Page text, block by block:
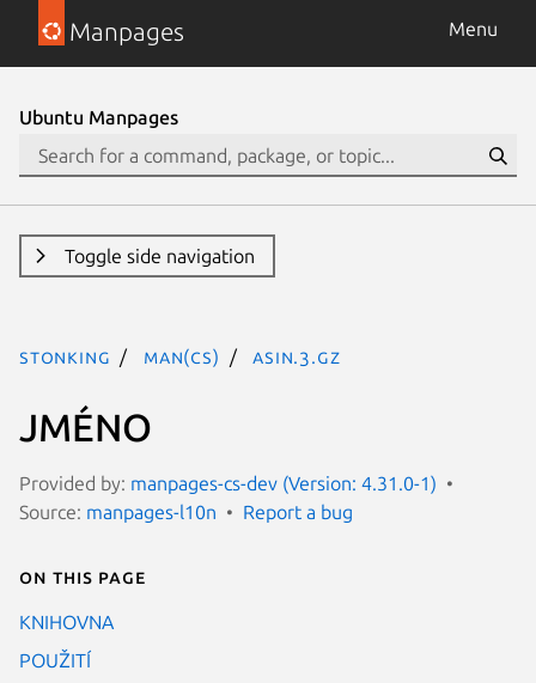
Manpages Menu
Ubuntu Manpages
Toggle side navigation
stonking man(cs) asin.3.gz
JMÉNO
Provided by: manpages-cs-dev (Version: 4.31.0-1)
Source: manpages-l10n Report a bug
On this page
KNIHOVNA
POUŽITÍ